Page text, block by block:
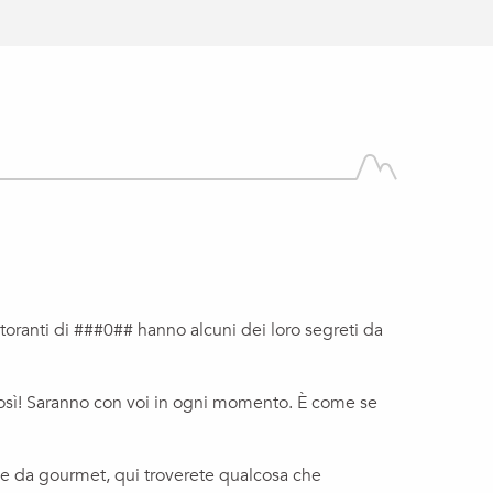
di ###0## hanno alcuni dei loro segreti da
Saranno con voi in ogni momento. È come se
da gourmet, qui troverete qualcosa che